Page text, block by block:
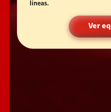
líneas.
Ver